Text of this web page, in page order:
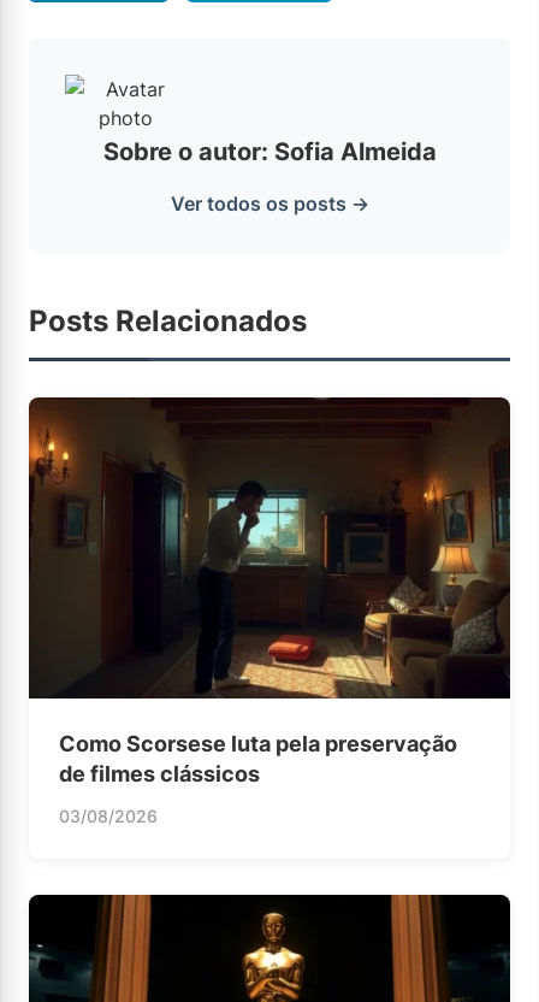
Sobre o autor: Sofia Almeida
Ver todos os posts →
Posts Relacionados
Como Scorsese luta pela preservação
de filmes clássicos
03/08/2026